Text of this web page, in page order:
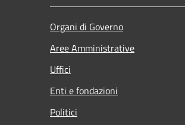
Organi di Governo
Aree Amministrative
Uffici
Enti e fondazioni
Politici